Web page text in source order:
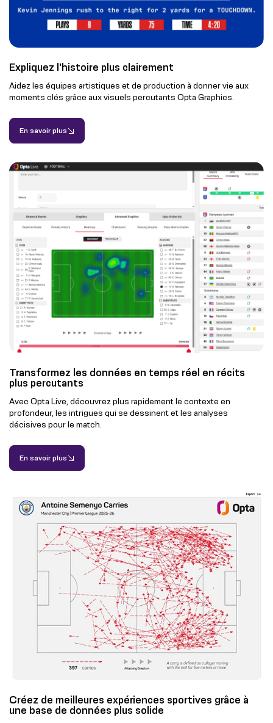
Expliquez l'histoire plus clairement
Aidez les équipes artistiques et de production à donner vie aux
moments clés grâce aux visuels percutants Opta Graphics.
En savoir plus
Transformez les données en temps réel en récits
plus percutants
Avec Opta Live, découvrez plus rapidement le contexte en
profondeur, les intrigues qui se dessinent et les analyses
décisives pour le match.
En savoir plus
Créez de meilleures expériences sportives grâce à
une base de données plus solide